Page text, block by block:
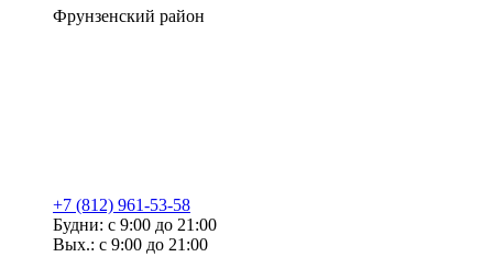
Фрунзенский район
+7 (812) 961-53-58
Будни: с 9:00 до 21:00
Вых.: с 9:00 до 21:00